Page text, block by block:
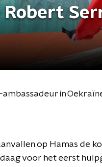
Robert
in
op Hamas de
voor het eerst